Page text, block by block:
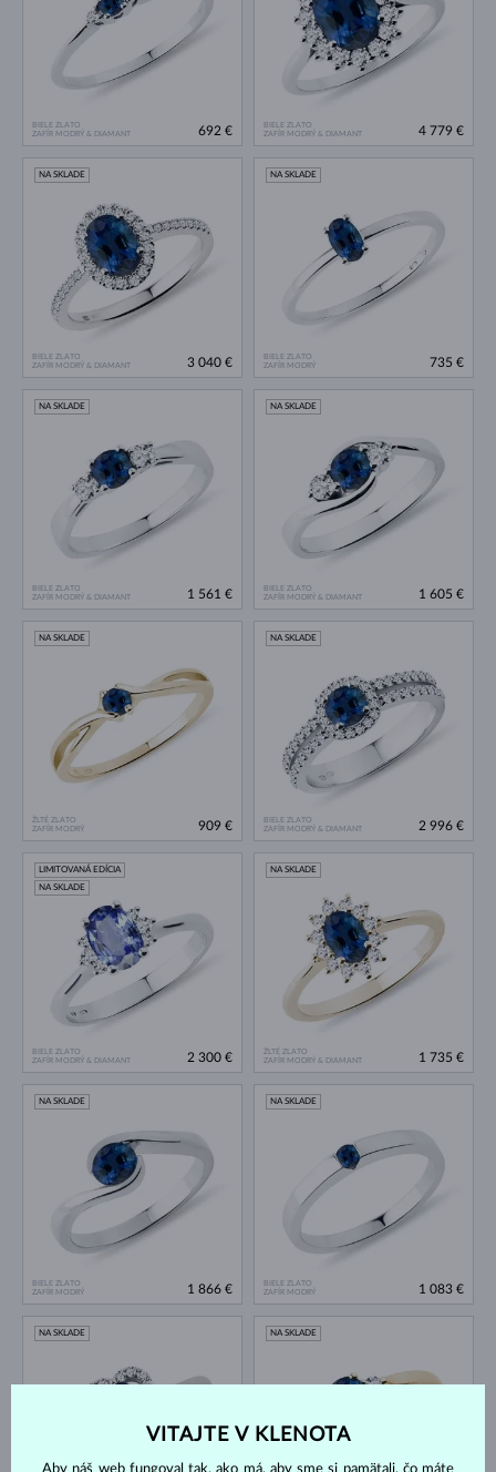
BIELE ZLATO
ZAFÍR MODRÝ & DIAMANT
692 €
BIELE ZLATO
ZAFÍR MODRÝ & DIAMANT
4 779 €
BIELE ZLATO
ZAFÍR MODRÝ & DIAMANT
NA SKLADE
3 040 €
BIELE ZLATO
ZAFÍR MODRÝ
NA SKLADE
735 €
BIELE ZLATO
ZAFÍR MODRÝ & DIAMANT
NA SKLADE
1 561 €
BIELE ZLATO
ZAFÍR MODRÝ & DIAMANT
NA SKLADE
1 605 €
ŽLTÉ ZLATO
ZAFÍR MODRÝ
NA SKLADE
909 €
BIELE ZLATO
ZAFÍR MODRÝ & DIAMANT
NA SKLADE
2 996 €
BIELE ZLATO
ZAFÍR MODRÝ & DIAMANT
LIMITOVANÁ EDÍCIA
NA SKLADE
2 300 €
ŽLTÉ ZLATO
ZAFÍR MODRÝ & DIAMANT
NA SKLADE
1 735 €
BIELE ZLATO
ZAFÍR MODRÝ
NA SKLADE
1 866 €
BIELE ZLATO
ZAFÍR MODRÝ
NA SKLADE
1 083 €
NA SKLADE NA SKLADE
VITAJTE V KLENOTA
Aby náš web fungoval tak, ako má, aby sme si pamätali, čo máte